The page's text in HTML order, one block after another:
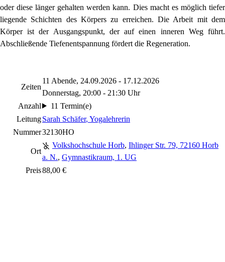
oder diese länger gehalten werden kann. Dies macht es möglich tiefer
liegende Schichten des Körpers zu erreichen. Die Arbeit mit dem
Körper ist der Ausgangspunkt, der auf einen inneren Weg führt.
Abschließende Tiefenentspannung fördert die Regeneration.
Zeiten
11 Abende, 24.09.2026 - 17.12.2026
Donnerstag, 20:00 - 21:30 Uhr
Anzahl
11 Termin(e)
LeitungSarah Schäfer, Yogalehrerin
Nummer32130HO
Ort
Volkshochschule Horb, Ihlinger Str. 79, 72160 Horb
a. N., Gymnastikraum, 1. UG
Preis88,00 €